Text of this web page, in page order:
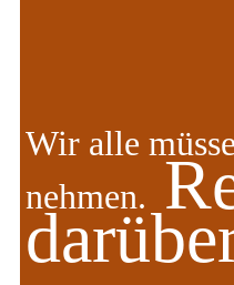
Wir alle
nehmen.